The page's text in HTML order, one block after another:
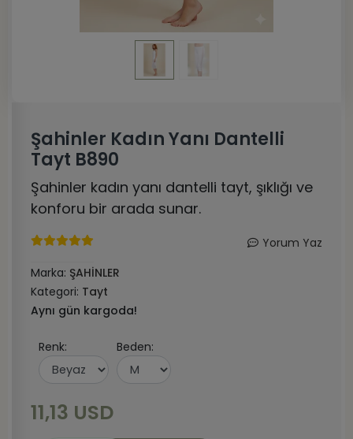
Şahinler Kadın Yanı Dantelli
Tayt B890
Şahinler kadın yanı dantelli tayt, şıklığı ve
konforu bir arada sunar.
Yorum Yaz
Marka: ŞAHİNLER
Kategori: Tayt
Aynı gün kargoda!
Renk: Beden:
11,13 USD